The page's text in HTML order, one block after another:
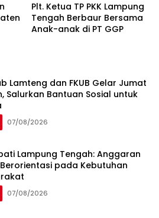
Plt. Ketua TP PKK Lampung
Tengah Berbaur Bersama
Anak-anak di PT GGP
Lamteng dan FKUB Gelar Jumat
Salurkan Bantuan Sosial untuk
07/08/2026
Lampung Tengah: Anggaran
pada Kebutuhan
07/08/2026